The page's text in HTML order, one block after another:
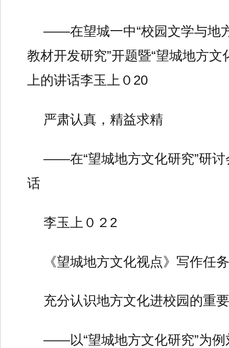
——在望城一中“校园文学与地
教材开发研究”开题暨“望城地方文
上的讲话李玉上０20
严肃认真，精益求精
——在“望城地方文化研究”研讨
话
李玉上０２2
《望城地方文化视点》写作任
充分认识地方文化进校园的重
——以“望城地方文化研究”为例